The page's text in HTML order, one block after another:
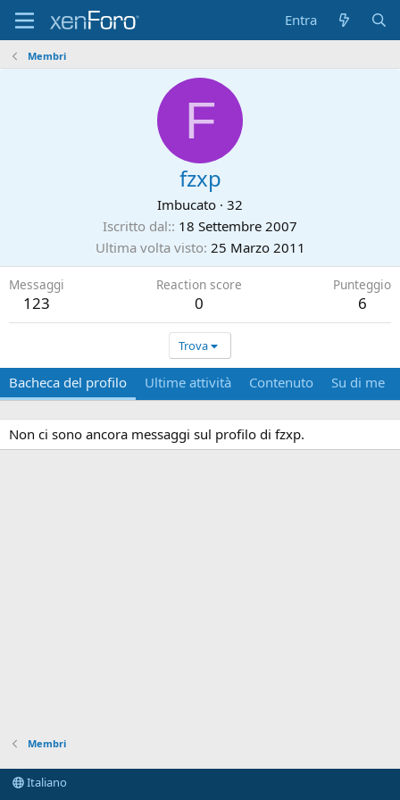
Entra
Membri
F
fzxp
Imbucato · 32
Iscritto dal: 18 Settembre 2007
Ultima volta visto 25 Marzo 2011
Messaggi
123
Reaction score
0
Punteggio
6
Trova
Bacheca del profilo Ultime attività Contenuto Su di me
Non ci sono ancora messaggi sul profilo di fzxp.
Membri
Italiano